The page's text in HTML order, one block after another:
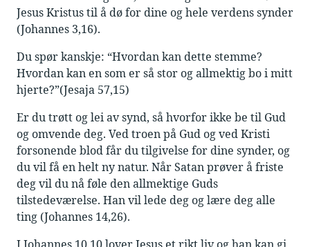
Jesus Kristus til å dø for dine og hele verdens synder
(Johannes 3,16).
Du spør kanskje: “Hvordan kan dette stemme?
Hvordan kan en som er så stor og allmektig bo i mitt
hjerte?”(Jesaja 57,15)
Er du trøtt og lei av synd, så hvorfor ikke be til Gud
og omvende deg. Ved troen på Gud og ved Kristi
forsonende blod får du tilgivelse for dine synder, og
du vil få en helt ny natur. Når Satan prøver å friste
deg vil du nå føle den allmektige Guds
tilstedeværelse. Han vil lede deg og lære deg alle
ting (Johannes 14,26).